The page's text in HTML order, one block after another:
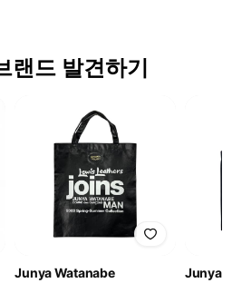
랜드 발견하기
Junya Watanabe Junya